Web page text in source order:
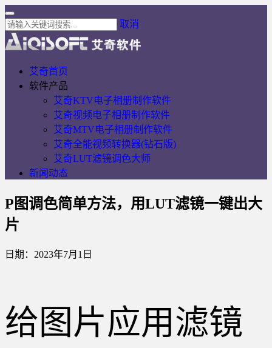
取消
艾奇首页
软件产品
艾奇KTV电子相册制作软件
艾奇视频电子相册制作软件
艾奇MTV电子相册制作软件
艾奇全能视频转换器(钻石版)
艾奇LUT滤镜调色大师
新闻动态
P图调色简单方法，用LUT滤镜一键出大
片
日期：2023年7月1日
给图片应用滤镜